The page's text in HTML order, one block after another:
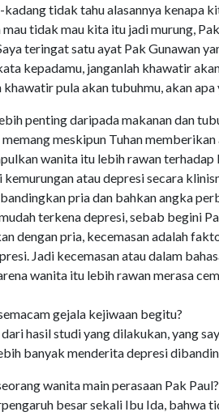
kadang tidak tahu alasannya kenapa
tidak mau kita itu jadi murung, Pak
teringat satu ayat Pak Gunawan
kepadamu, janganlah khawatir
khawatir pula akan tubuhmu, akan apa
penting daripada makanan dan
meskipun Tuhan
wanita itu lebih rawan
atau depresi secara
pria dan bahkan angka
terkena depresi, sebab begini
dengan pria, kecemasan adalah
Jadi kecemasan atau dalam
wanita itu lebih rawan merasa
gejala kejiwaan begitu?
dari hasil studi yang dilakukan, yang
banyak menderita depresi
wanita main perasaan Pak Paul?
besar sekali Ibu Ida,